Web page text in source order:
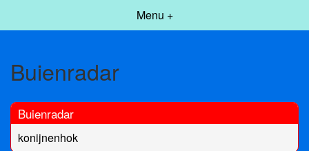
Menu +
Buienradar
Buienradar
konijnenhok